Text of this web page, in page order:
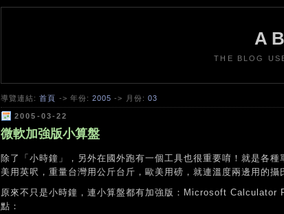
THE BLOG
導覽連結:首頁 -> 年份:2005 -> 月份: 03
2005-03-22
微軟加強版小算盤
除了「小時鐘」，另外在國外跑有一個工具也很重要唷！就是各
美用英呎，重量台灣用公斤台斤，歐美用磅，就連溫度兩邊用的攝
原來不只是小時鐘，連小算盤都有加強版：Microsoft Calculator
點：